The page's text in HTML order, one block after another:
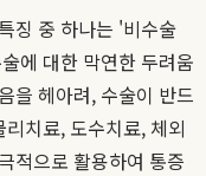
징 중 하나는 '비수술
에 대한 막연한 두려움
을 헤아려, 수술이 반드
치료, 도수치료, 체외
적으로 활용하여 통증